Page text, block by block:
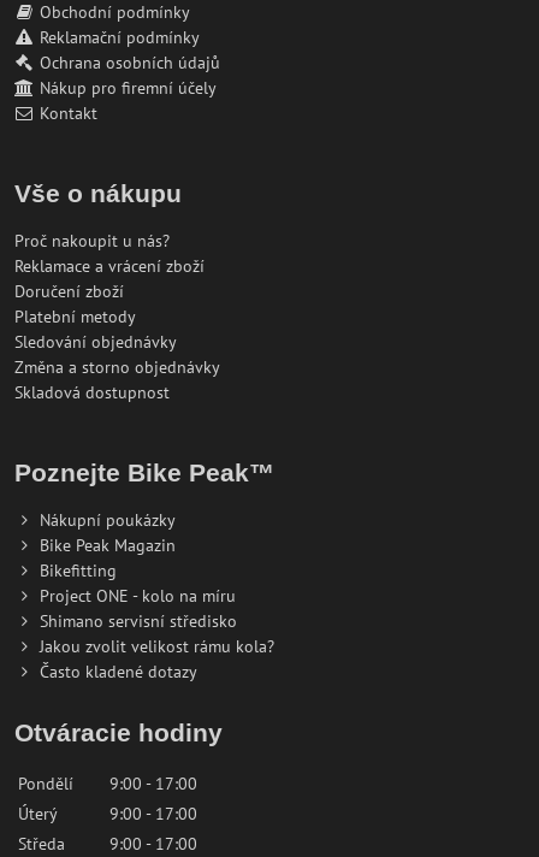
Obchodní podmínky
Reklamační podmínky
Ochrana osobních údajů
Nákup pro firemní účely
Kontakt
Vše o nákupu
Proč nakoupit u nás?
Reklamace a vrácení zboží
Doručení zboží
Platební metody
Sledování objednávky
Změna a storno objednávky
Skladová dostupnost
Poznejte Bike Peak™
Nákupní poukázky
Bike Peak Magazin
Bikefitting
Project ONE - kolo na míru
Shimano servisní středisko
Jakou zvolit velikost rámu kola?
Často kladené dotazy
Otváracie hodiny
Pondělí
9:00 - 17:00
Úterý
9:00 - 17:00
Středa
9:00 - 17:00